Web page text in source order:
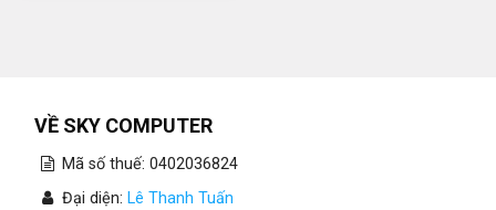
VỀ SKY COMPUTER
Mã số thuế: 0402036824
Đại diện: Lê Thanh Tuấn